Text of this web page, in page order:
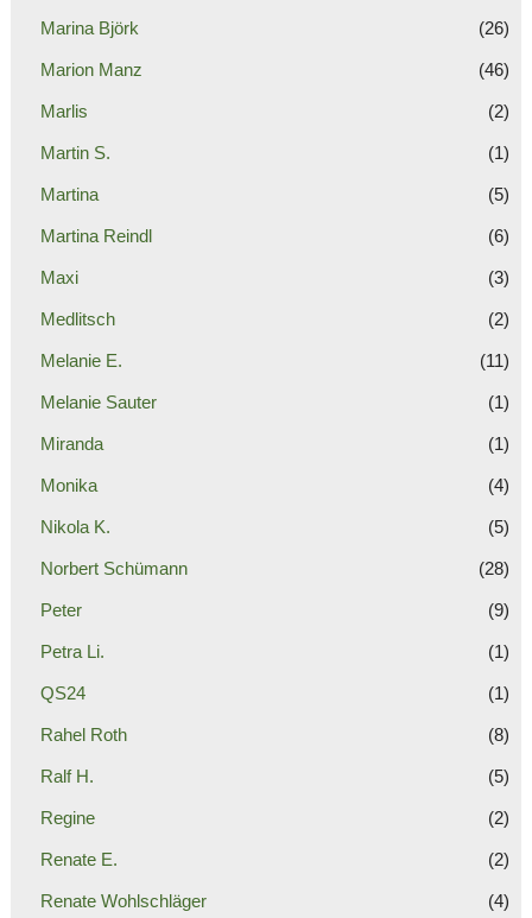
Marina Björk (26)
Marion Manz (46)
Marlis (2)
Martin S. (1)
Martina (5)
Martina Reindl (6)
Maxi (3)
Medlitsch (2)
Melanie E. (11)
Melanie Sauter (1)
Miranda (1)
Monika (4)
Nikola K. (5)
Norbert Schümann (28)
Peter (9)
Petra Li. (1)
QS24 (1)
Rahel Roth (8)
Ralf H. (5)
Regine (2)
Renate E. (2)
Renate Wohlschläger (4)